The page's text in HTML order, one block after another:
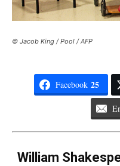
© Jacob King / Pool / AFP
Facebook 25
William